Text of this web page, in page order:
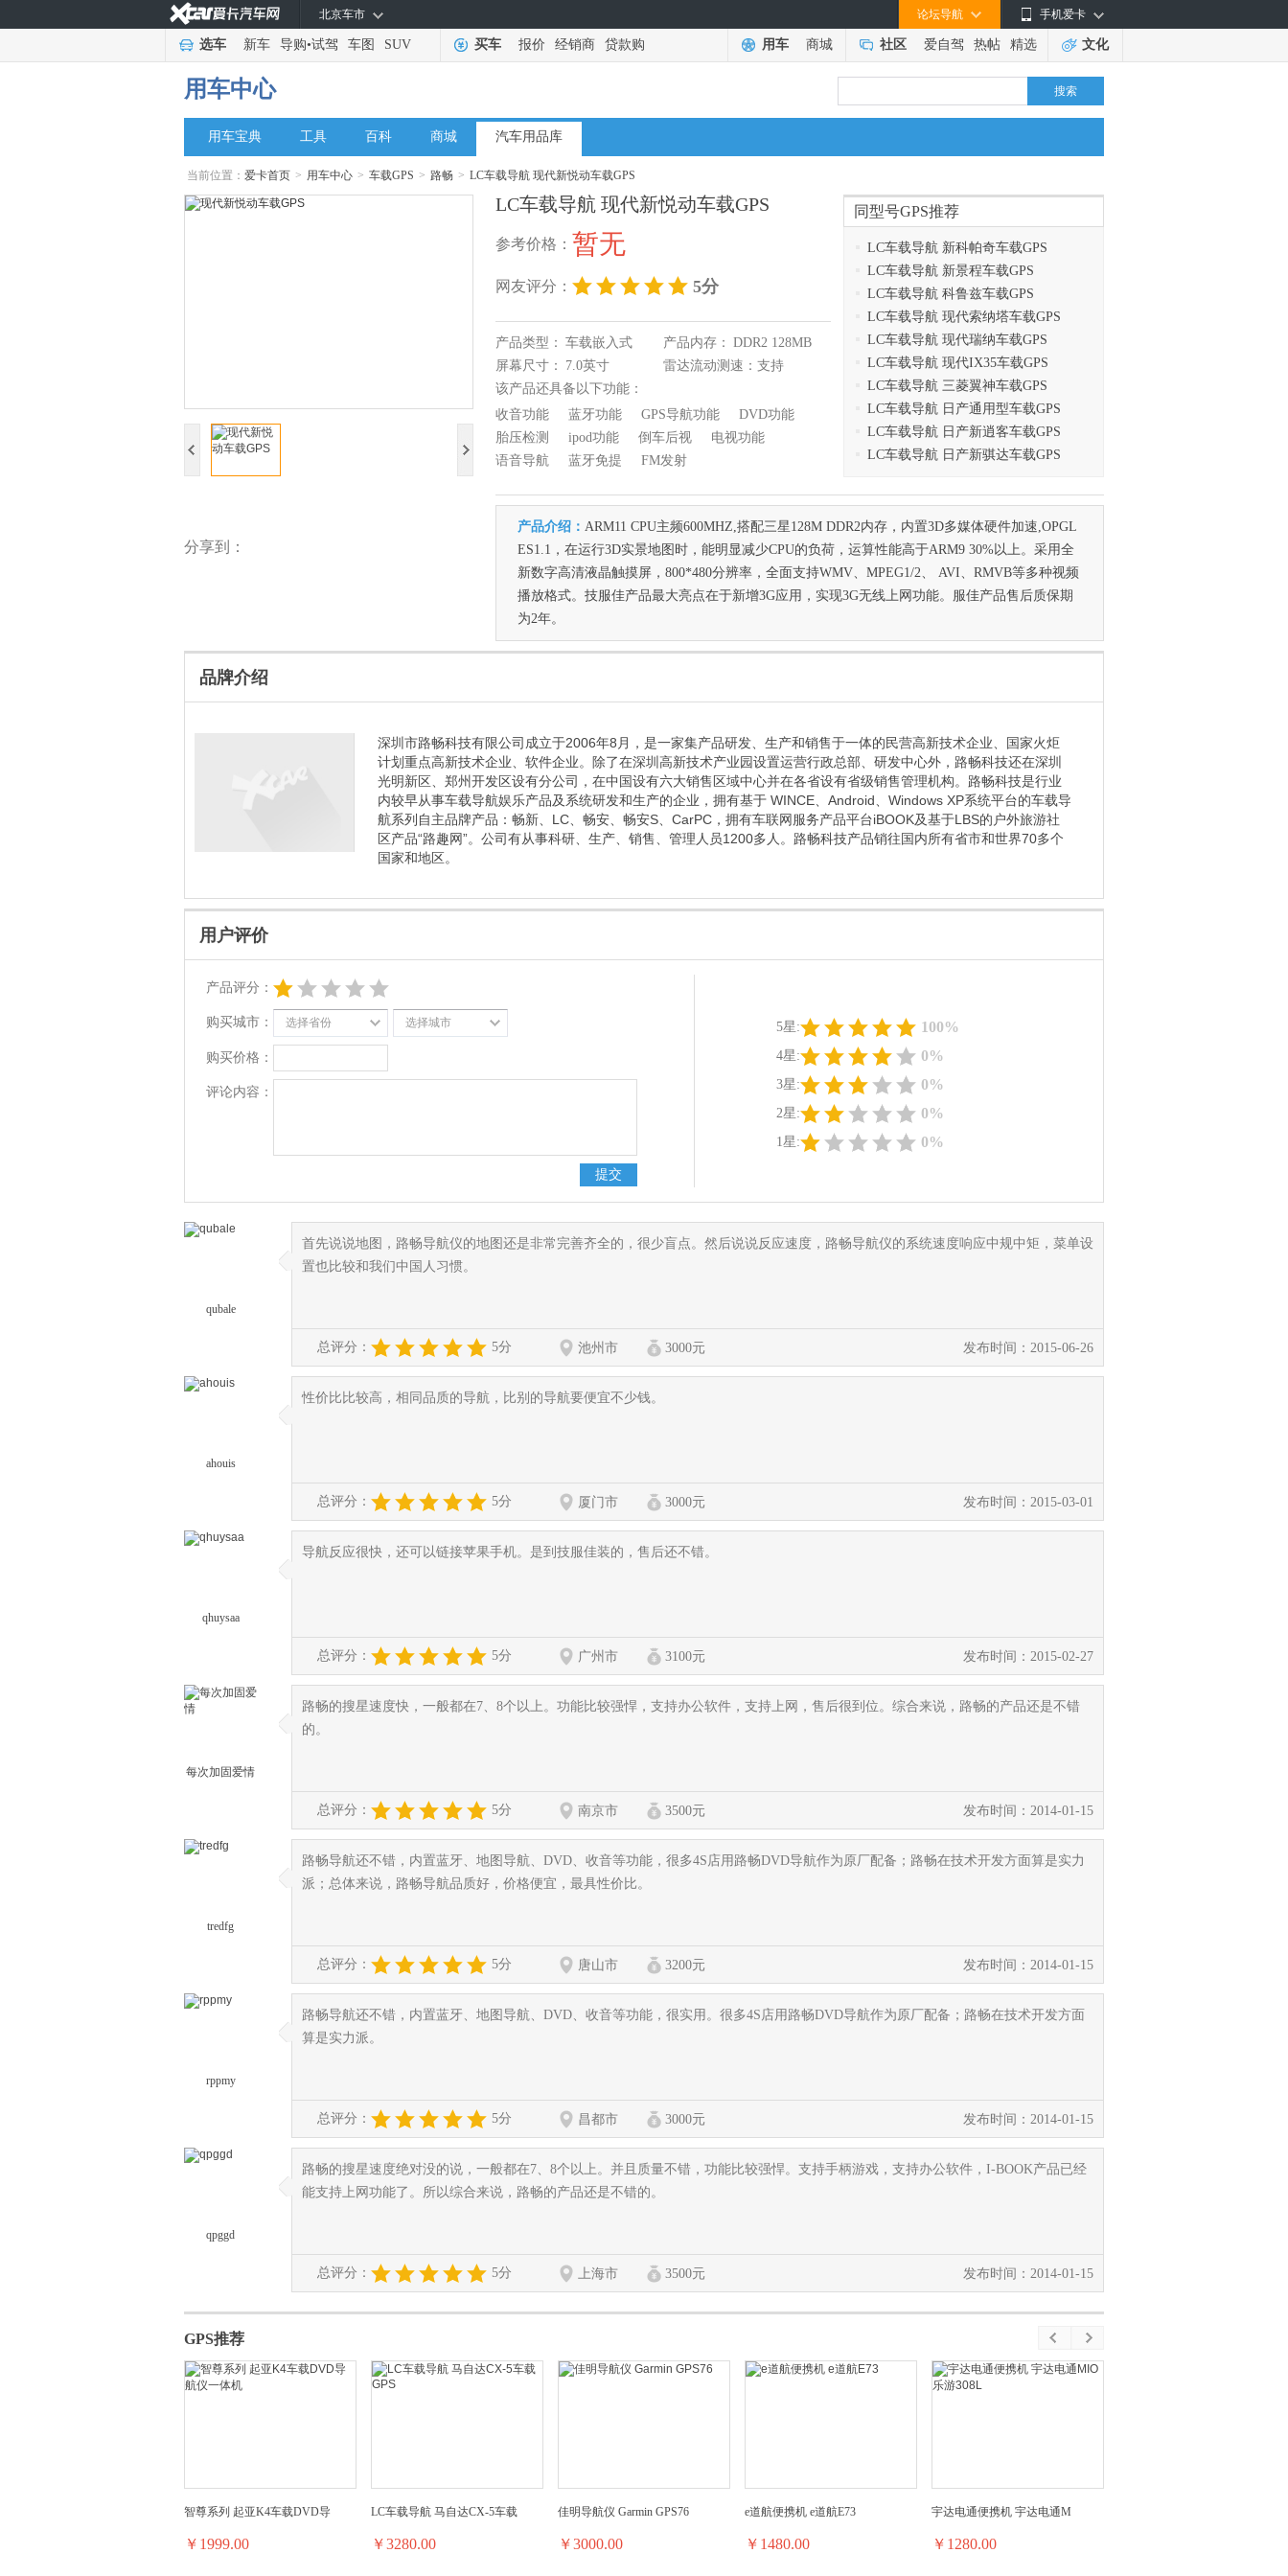
手机爱卡
论坛导航
北京车市
选车 新车 导购•试驾 车图 SUV 买车 报价 经销商 贷款购 用车 商城 社区 爱自驾 热帖 精选 文化
用车中心 搜索
用车宝典 工具 百科 商城 汽车用品库
当前位置： 爱卡首页 > 用车中心 > 车载GPS > 路畅 > LC车载导航 现代新悦动车载GPS
分享到：
LC车载导航 现代新悦动车载GPS
参考价格： 暂无
网友评分： 5分
产品类型： 车载嵌入式 产品内存： DDR2 128MB
屏幕尺寸：
7.0英寸 雷达流动测速： 支持
该产品还具备以下功能：
收音功能
蓝牙功能 GPS导航功能
DVD功能
胎压检测
ipod功能 倒车后视
电视功能
语音导航
蓝牙免提 FM发射
同型号GPS推荐
LC车载导航 新科帕奇车载GPS
LC车载导航 新景程车载GPS
LC车载导航 科鲁兹车载GPS
LC车载导航 现代索纳塔车载GPS
LC车载导航 现代瑞纳车载GPS
LC车载导航 现代IX35车载GPS
LC车载导航 三菱翼神车载GPS
LC车载导航 日产通用型车载GPS
LC车载导航 日产新逍客车载GPS
LC车载导航 日产新骐达车载GPS
产品介绍： ARM11 CPU主频600MHZ,搭配三星128M DDR2内存，内置3D多媒体硬件加速,OPGL
ES1.1，在运行3D实景地图时，能明显减少CPU的负荷，运算性能高于ARM9 30%以上。采用全
新数字高清液晶触摸屏，800*480分辨率，全面支持WMV、MPEG1/2、 AVI、RMVB等多种视频
播放格式。技服佳产品最大亮点在于新增3G应用，实现3G无线上网功能。服佳产品售后质保期
为2年。
品牌介绍
深圳市路畅科技有限公司成立于2006年8月，是一家集产品研发、生产和销售于一体的民营高新技术企业、国家火炬
计划重点高新技术企业、软件企业。除了在深圳高新技术产业园设置运营行政总部、研发中心外，路畅科技还在深圳
光明新区、郑州开发区设有分公司，在中国设有六大销售区域中心并在各省设有省级销售管理机构。路畅科技是行业
内较早从事车载导航娱乐产品及系统研发和生产的企业，拥有基于 WINCE、Android、Windows XP系统平台的车载导
航系列自主品牌产品：畅新、LC、畅安、畅安S、CarPC，拥有车联网服务产品平台iBOOK及基于LBS的户外旅游社
区产品“路趣网”。公司有从事科研、生产、销售、管理人员1200多人。路畅科技产品销往国内所有省市和世界70多个
国家和地区。
用户评价
产品评分：
购买城市： 选择省份 选择城市
购买价格：
评论内容：
5星: 100%
4星: 0%
3星: 0%
2星: 0%
1星: 0%
qubale
◆
◆
首先说说地图，路畅导航仪的地图还是非常完善齐全的，很少盲点。然后说说反应速度，路畅导航仪的系统速度响应中规中矩，菜单设
置也比较和我们中国人习惯。
总评分： 5分 池州市 3000元 发布时间：2015-06-26
ahouis
◆
◆ 性价比比较高，相同品质的导航，比别的导航要便宜不少钱。
总评分： 5分 厦门市 3000元 发布时间：2015-03-01
qhuysaa
◆
◆ 导航反应很快，还可以链接苹果手机。是到技服佳装的，售后还不错。
总评分： 5分 广州市 3100元 发布时间：2015-02-27
每次加固爱情
◆
◆
路畅的搜星速度快，一般都在7、8个以上。功能比较强悍，支持办公软件，支持上网，售后很到位。综合来说，路畅的产品还是不错
的。
总评分： 5分 南京市 3500元 发布时间：2014-01-15
tredfg
◆
◆
路畅导航还不错，内置蓝牙、地图导航、DVD、收音等功能，很多4S店用路畅DVD导航作为原厂配备；路畅在技术开发方面算是实力
派；总体来说，路畅导航品质好，价格便宜，最具性价比。
总评分： 5分 唐山市 3200元 发布时间：2014-01-15
rppmy
◆
◆
路畅导航还不错，内置蓝牙、地图导航、DVD、收音等功能，很实用。很多4S店用路畅DVD导航作为原厂配备；路畅在技术开发方面
算是实力派。
总评分： 5分 昌都市 3000元 发布时间：2014-01-15
qpggd
◆
◆
路畅的搜星速度绝对没的说，一般都在7、8个以上。并且质量不错，功能比较强悍。支持手柄游戏，支持办公软件，I-BOOK产品已经
能支持上网功能了。所以综合来说，路畅的产品还是不错的。
总评分： 5分 上海市 3500元 发布时间：2014-01-15
GPS推荐
智尊系列 起亚K4车载DVD导
￥1999.00
LC车载导航 马自达CX-5车载
￥3280.00
佳明导航仪 Garmin GPS76
￥3000.00
e道航便携机 e道航E73
￥1480.00
宇达电通便携机 宇达电通M
￥1280.00